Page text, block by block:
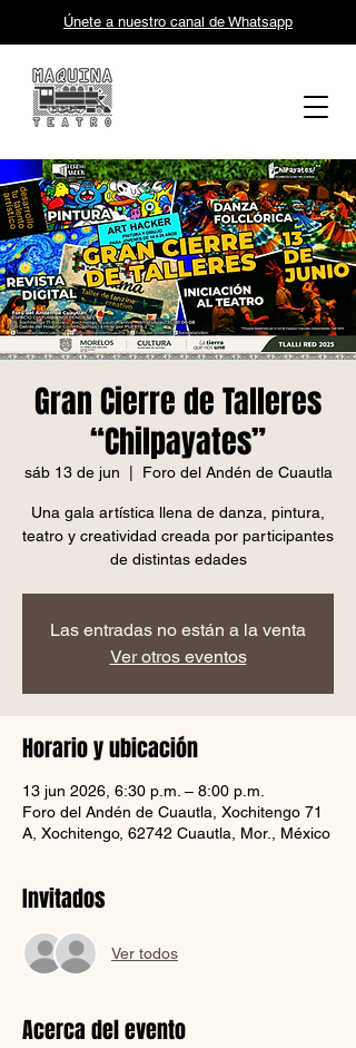
Únete a nuestro canal de Whatsapp
Gran Cierre de Talleres
“Chilpayates”
sáb 13 de jun Foro del Andén de Cuautla
Una gala artística llena de danza, pintura,
teatro y creatividad creada por participantes
de distintas edades
Las entradas no están a la venta
Ver otros eventos
Horario y ubicación
13 jun 2026, 6:30 p.m. – 8:00 p.m.
Foro del Andén de Cuautla, Xochitengo 71
A, Xochitengo, 62742 Cuautla, Mor., México
Invitados
Ver todos
Acerca del evento